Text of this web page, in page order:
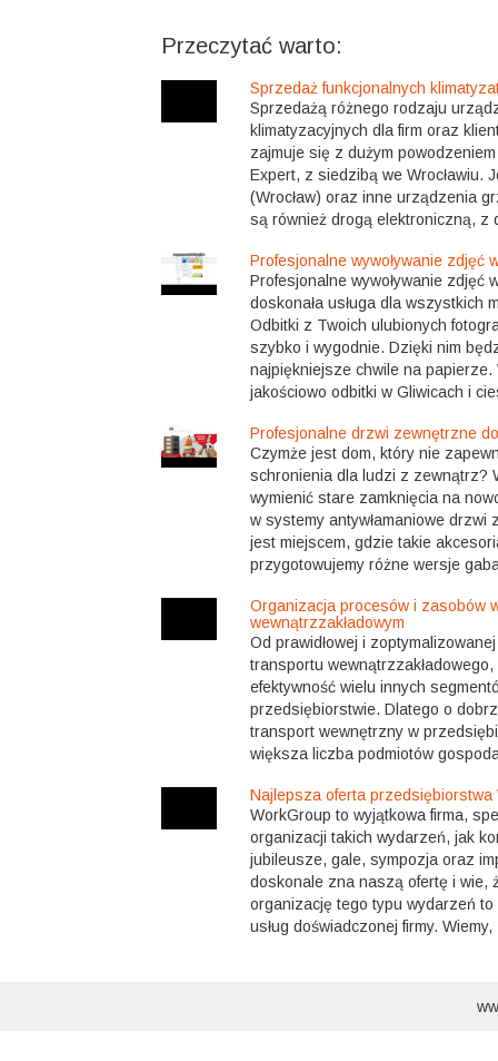
Przeczytać warto:
Sprzedaż funkcjonalnych
Sprzedażą różnego rodzaju
klimatyzacyjnych dla firm oraz
zajmuje się z dużym
Expert, z siedzibą we Wrocławiu.
(Wrocław) oraz inne urządzenia
są również drogą elektroniczną, z
Profesjonalne wywoływanie zdjęć
Profesjonalne wywoływanie zdjęć
doskonała usługa dla wszystkich
Odbitki z Twoich ulubionych
szybko i wygodnie. Dzięki nim
najpiękniejsze chwile na
jakościowo odbitki w Gliwicach i
Profesjonalne drzwi zewnętrzne
Czymże jest dom, który nie
schronienia dla ludzi z zewnątrz?
wymienić stare zamknięcia na
w systemy antywłamaniowe drzwi
jest miejscem, gdzie takie
przygotowujemy różne wersje
Organizacja procesów i zasobów
wewnątrzzakładowym
Od prawidłowej i
transportu
efektywność wielu innych
przedsiębiorstwie. Dlatego o
transport wewnętrzny w
większa liczba podmiotów
Najlepsza oferta przedsiębiorstwa
WorkGroup to wyjątkowa firma,
organizacji takich wydarzeń, jak
jubileusze, gale, sympozja oraz
doskonale zna naszą ofertę i wie,
organizację tego typu wydarzeń
usług doświadczonej firmy. Wiemy,